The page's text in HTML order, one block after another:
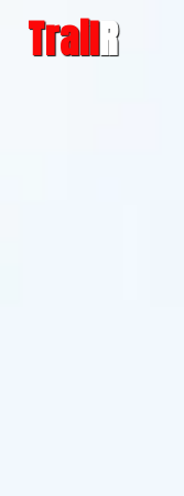
TrailR